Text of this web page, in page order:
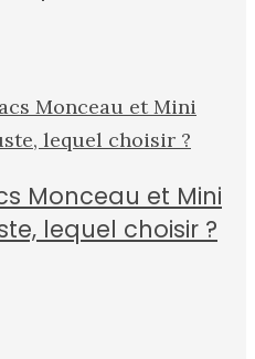
Monceau et Mini
lequel choisir ?